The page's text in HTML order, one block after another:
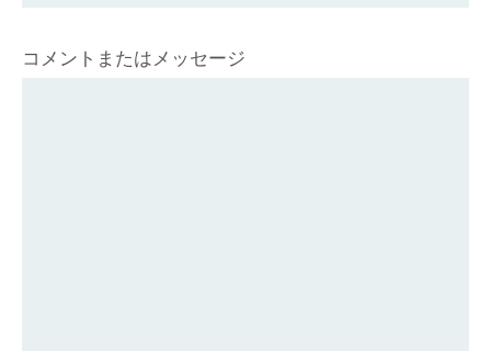
コメントまたはメッセージ